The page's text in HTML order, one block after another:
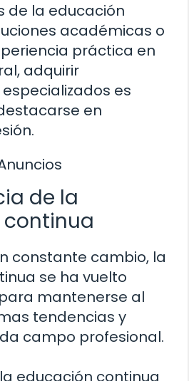
de la educación
académicas o
práctica en
adquirir
es
en
de la
constante cambio, la
se ha vuelto
mantenerse al
tendencias y
campo profesional.
educación continua